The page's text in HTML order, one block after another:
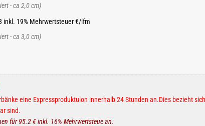
- ca 2,0 cm)
inkl. 19% Mehrwertsteuer €/lfm
- ca 3,0 cm)
eine Expressproduktuion innerhalb 24 Stunden an.Dies bezieht
sind.
für 95.2 € inkl. 16% Mehrwertsteue an.